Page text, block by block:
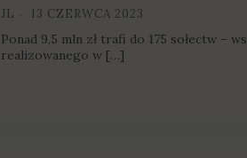
JL 13 CZERWCA 2023
Ponad 9,5 mln zł trafi do 175 sołectw –
realizowanego w […]